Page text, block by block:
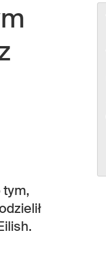
tym,